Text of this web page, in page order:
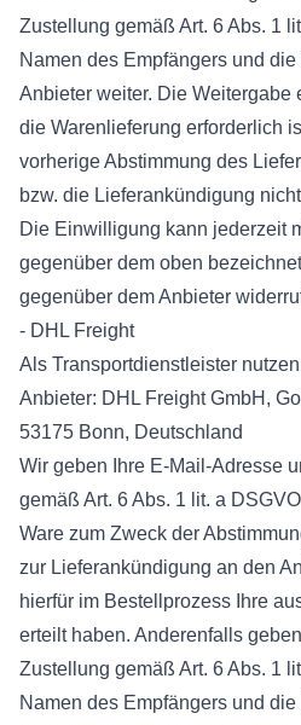
Zustellung gemäß Art. 6 Abs. 1
Namen des Empfängers und
Anbieter weiter. Die Weitergabe
die Warenlieferung erforderlich
vorherige Abstimmung des
bzw. die Lieferankündigung
Die Einwilligung kann jederzeit
gegenüber dem oben
gegenüber dem Anbieter
- DHL Freight
Als Transportdienstleister
Anbieter: DHL Freight GmbH,
53175 Bonn, Deutschland
Wir geben Ihre E-Mail-Adresse
gemäß Art. 6 Abs. 1 lit. a
Ware zum Zweck der
zur Lieferankündigung an den
hierfür im Bestellprozess Ihre
erteilt haben. Anderenfalls
Zustellung gemäß Art. 6 Abs. 1
Namen des Empfängers und